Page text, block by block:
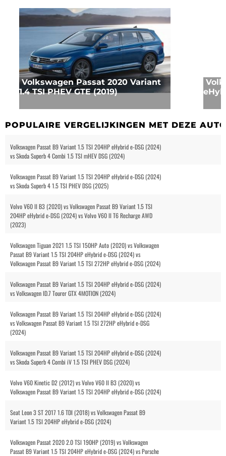
Volkswagen Passat 2020 Variant
1.4 TSI PHEV GTE (2019)
POPULAIRE VERGELIJKINGEN MET DEZE
Volkswagen Passat B9 Variant 1.5 TSI 204HP eHybrid e-DSG (2024)
vs Skoda Superb 4 Combi 1.5 TSI mHEV DSG (2024)
Volkswagen Passat B9 Variant 1.5 TSI 204HP eHybrid e-DSG (2024)
vs Skoda Superb 4 1.5 TSI PHEV DSG (2025)
Volvo V60 II B3 (2020) vs Volkswagen Passat B9 Variant 1.5 TSI
204HP eHybrid e-DSG (2024) vs Volvo V60 II T6 Recharge AWD
(2023)
Volkswagen Tiguan 2021 1.5 TSI 150HP Auto (2020) vs Volkswagen
Passat B9 Variant 1.5 TSI 204HP eHybrid e-DSG (2024) vs
Volkswagen Passat B9 Variant 1.5 TSI 272HP eHybrid e-DSG (2024)
Volkswagen Passat B9 Variant 1.5 TSI 204HP eHybrid e-DSG (2024)
vs Volkswagen ID.7 Tourer GTX 4MOTION (2024)
Volkswagen Passat B9 Variant 1.5 TSI 204HP eHybrid e-DSG (2024)
vs Volkswagen Passat B9 Variant 1.5 TSI 272HP eHybrid e-DSG
(2024)
Volkswagen Passat B9 Variant 1.5 TSI 204HP eHybrid e-DSG (2024)
vs Skoda Superb 4 Combi iV 1.5 TSI PHEV DSG (2024)
Volvo V60 Kinetic D2 (2012) vs Volvo V60 II B3 (2020) vs
Volkswagen Passat B9 Variant 1.5 TSI 204HP eHybrid e-DSG (2024)
Seat Leon 3 ST 2017 1.6 TDI (2018) vs Volkswagen Passat B9
Variant 1.5 TSI 204HP eHybrid e-DSG (2024)
Volkswagen Passat 2020 2.0 TSI 190HP (2019) vs Volkswagen
Passat B9 Variant 1.5 TSI 204HP eHybrid e-DSG (2024) vs Porsche